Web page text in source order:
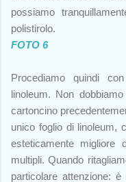
possiamo
polistirolo.
FOTO 6
Procediamo quindi
linoleum. Non
cartoncino
unico foglio di linoleum,
esteticamente migliore
multipli. Quando
particolare attenzione: